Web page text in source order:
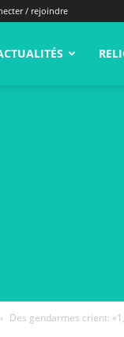
/ rejoindre
Des gendarmes crient: